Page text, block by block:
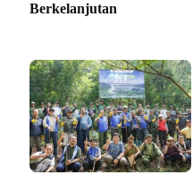
Berkelanjutan